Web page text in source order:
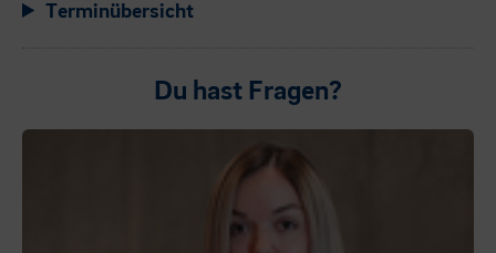
Terminübersicht
Du hast Fragen?